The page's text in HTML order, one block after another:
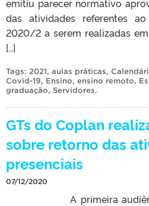
emitiu parecer normativo
das atividades referentes
2020/2 a serem realizadas
[…]
Tags: 2021, aulas práticas,
Covid-19, Ensino, ensino remoto,
graduação, Servidores.
GTs do Coplan
sobre retorno das
presenciais
07/12/2020
A primeira